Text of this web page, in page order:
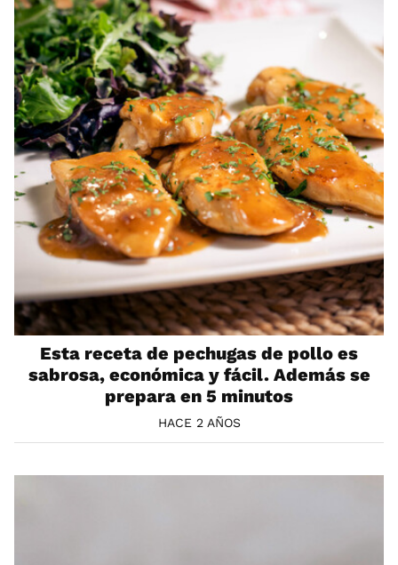
Esta receta de pechugas de pollo es
sabrosa, económica y fácil. Además se
prepara en 5 minutos
HACE 2 AÑOS